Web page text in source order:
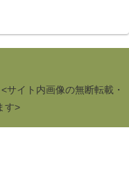
ト内画像の無断転載・
す>